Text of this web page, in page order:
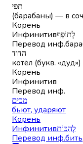
תפי
(барабаны) — в
Корень
Инфинитивלְתוֹפֵף
Перевод инф.
הדוד
котёл (букв. «дуд»)
Корень
Инфинитив
Перевод инф.
מכים
бьют, ударяют
Корень
Инфинитивלְהַכּוֹת
Перевод инф.